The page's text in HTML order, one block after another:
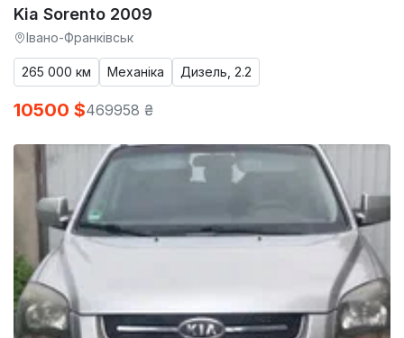
Kia Sorento 2009
Івано-Франківськ
265 000 км Механіка Дизель, 2.2
10500 $469958 ₴